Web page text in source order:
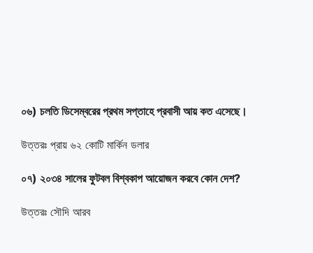
০৬) চলতি ডিসেম্বরের প্রথম সপ্তাহে প্রবাসী আয় কত এসেছে।
উত্তরঃ প্রায় ৬২ কোটি মার্কিন ডলার
০৭) ২০৩৪ সালের ফুটবল বিশ্বকাপ আয়োজন করবে কোন দেশ?
উত্তরঃ সৌদি আরব